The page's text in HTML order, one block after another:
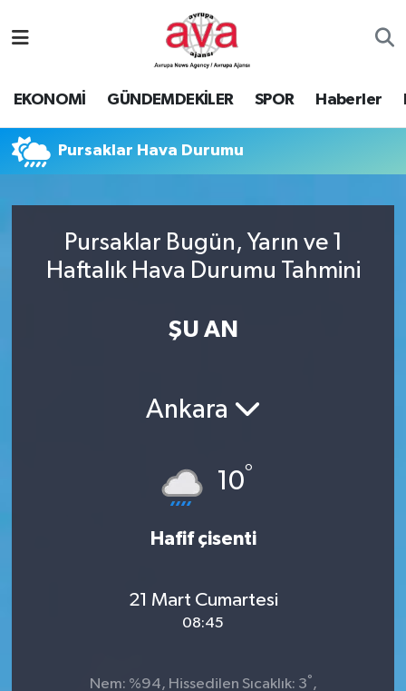
EKONOMİ GÜNDEMDEKİLER SPOR Haberler
Pursaklar Hava Durumu
Pursaklar Bugün, Yarın ve 1
Haftalık Hava Durumu Tahmini
ŞU AN
Ankara
10°
Hafif çisenti
21 Mart Cumartesi
08:45
Nem: %94, Hissedilen Sıcaklık: 3° ,
Nöbetçi Eczaneler
Namaz Vakitleri
Trafik Durumu
Süper Lig Puan Durumu ve Fikstür